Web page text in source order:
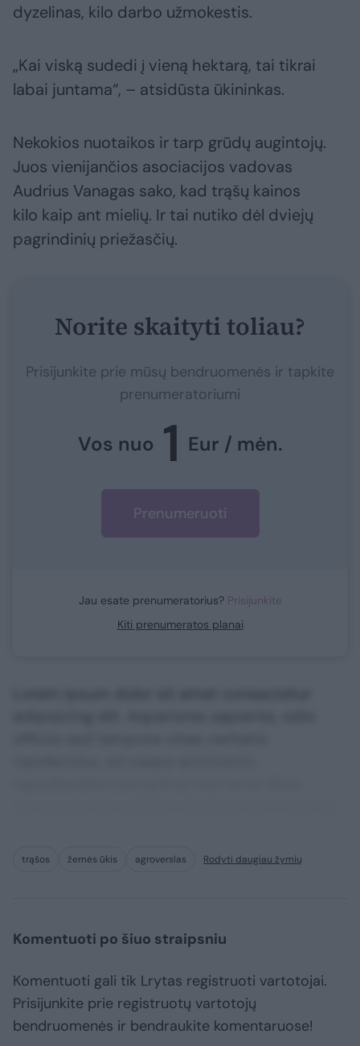
dyzelinas, kilo darbo užmokestis.
„Kai viską sudedi į vieną hektarą, tai tikrai
labai juntama“, – atsidūsta ūkininkas.
Nekokios nuotaikos ir tarp grūdų augintojų.
Juos vienijančios asociacijos vadovas
Audrius Vanagas sako, kad trąšų kainos
kilo kaip ant mielių. Ir tai nutiko dėl dviejų
pagrindinių priežasčių.
Norite skaityti toliau?
Prisijunkite prie mūsų bendruomenės ir tapkite
prenumeratoriumi
Vos nuo 1 Eur / mėn.
Prenumeruoti
Jau esate prenumeratorius? Prisijunkite
Kiti prenumeratos planai
trąšos žemės ūkis agroverslas Rodyti daugiau žymių
Komentuoti po šiuo straipsniu
Komentuoti gali tik Lrytas registruoti vartotojai.
Prisijunkite prie registruotų vartotojų
bendruomenės ir bendraukite komentaruose!